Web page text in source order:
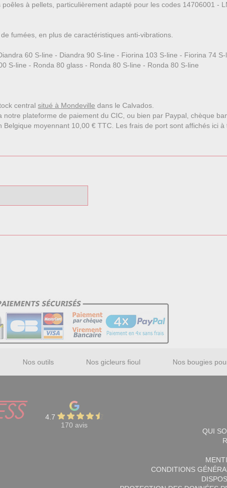
à pellets, particulièrement adapté pour les codes 14706001 -
fumées, en plus de caractéristiques anti-vibrations.
60 S-line - Diandra 90 S-line - Fiorina 103 S-line - Fiorina 74
S-line - Ronda 80 glass - Ronda 80 S-line - Ronda 80 S-line
centralsitué à Mondeville dans le Calvados.
plateforme de paiement du CIC, ou bien par Paypal, chèque
moyennant 10,00 € TTC. Les frais de port sont affichés ici
Nos outils Nos gicleurs fioul Nos bougies
4.7
170 avis
QUI
CONDITIONS